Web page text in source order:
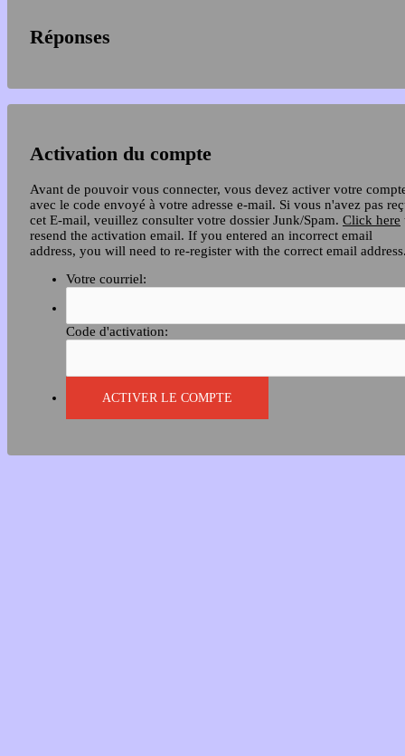
Réponses
Activation du compte
Avant de pouvoir vous connecter, vous devez activer votre
avec le code envoyé à votre adresse e-mail. Si vous n'avez pas
cet E-mail, veuillez consulter votre dossier Junk/Spam. Click here
resend the activation email. If you entered an incorrect email
address, you will need to re-register with the correct email
Votre courriel:
Code d'activation: